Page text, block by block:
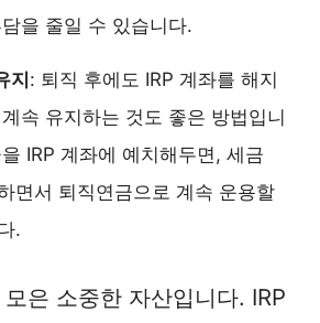
을 줄일 수 있습니다.
지: 퇴직 후에도 IRP 계좌를 해지
속 유지하는 것도 좋은 방법입니
IRP 계좌에 예치해두면, 세금
면서 퇴직연금으로 계속 운용할
.
은 소중한 자산입니다. IRP